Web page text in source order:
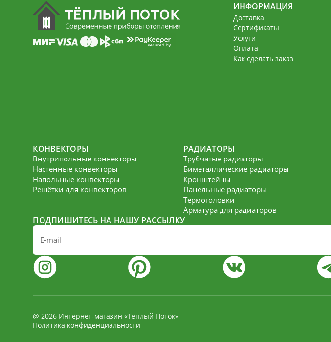
ИНФОРМАЦИЯ
Доставка
Сертификаты
Услуги
Оплата
Как сделать заказ
КОНВЕКТОРЫ
Внутрипольные конвекторы
Настенные конвекторы
Напольные конвекторы
Решётки для конвекторов
РАДИАТОРЫ
Трубчатые радиаторы
Биметаллические радиаторы
Кронштейны
Панельные радиаторы
Термоголовки
Арматура для радиаторов
ПОДПИШИТЕСЬ НА НАШУ РАССЫЛКУ
@ 2026 Интернет-магазин «Тёплый Поток»
Политика конфиденциальности